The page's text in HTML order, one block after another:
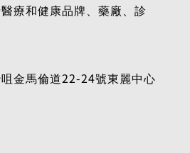
療和健康品牌、藥廠、診
金馬倫道22-24號東麗中心